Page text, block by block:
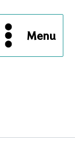
Menu